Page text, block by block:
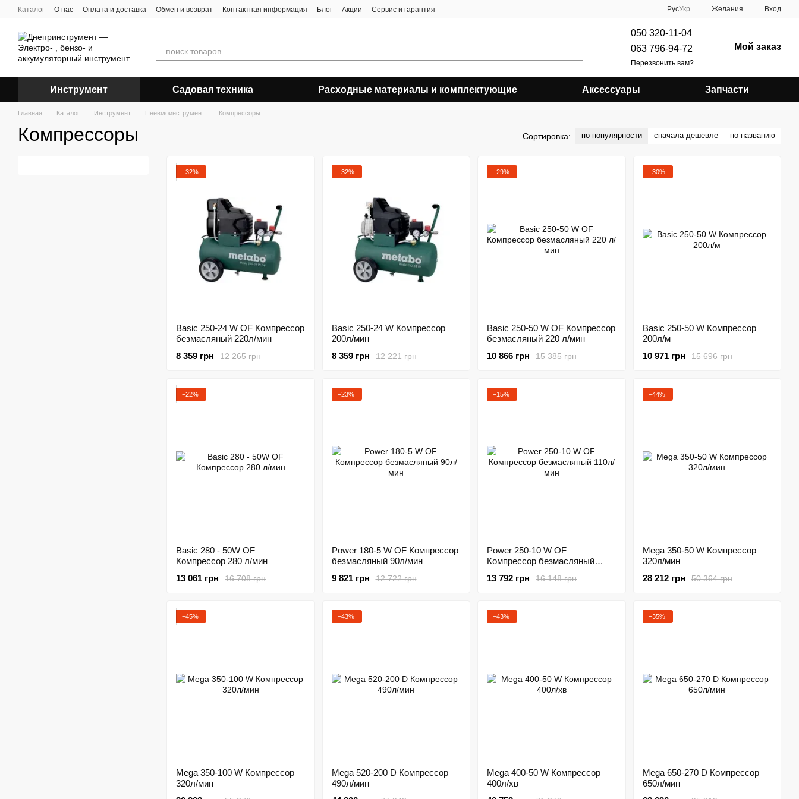
Перейти к основному контенту
Каталог О нас Оплата и доставка Обмен и возврат Контактная информация Блог Акции Сервис и гарантия РусУкр Желания Вход
050 320-11-04
063 796-94-72
Перезвонить вам?
Мой заказ
Инструмент Садовая техника Расходные материалы и комплектующие Аксессуары Запчасти
Главная Каталог Инструмент Пневмоинструмент Компрессоры
Компрессоры Сортировка: по популярности сначала дешевле по названию
−32%
Basic 250-24 W OF Компрессор
безмасляный 220л/мин
12 265 грн
8 359 грн
−32%
Basic 250-24 W Компрессор
200л/мин
12 221 грн
8 359 грн
−29%
Basic 250-50 W OF Компрессор
безмасляный 220 л/мин
15 385 грн
10 866 грн
−30%
Basic 250-50 W Компрессор
200л/м
15 696 грн
10 971 грн
−22%
Basic 280 - 50W OF
Компрессор 280 л/мин
16 708 грн
13 061 грн
−23%
Power 180-5 W OF Компрессор
безмасляный 90л/мин
12 722 грн
9 821 грн
−15%
Power 250-10 W OF
Компрессор безмасляный
16 148 грн
13 792 грн
−44%
Mega 350-50 W Компрессор
320л/мин
50 364 грн
28 212 грн
−45%
Mega 350-100 W Компрессор
320л/мин
−43%
Mega 520-200 D Компрессор
490л/мин
−43%
Mega 400-50 W Компрессор
400л/хв
−35%
Mega 650-270 D Компрессор
650л/мин